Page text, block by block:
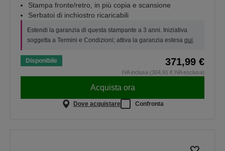
Stampa fronte/retro, in più copia e scansione
Serbatoi di inchiostro ricaricabili
Estendi la garanzia di questa stampante a 3 anni. Iniziativa
soggetta a Termini e Condizioni; attiva la garanzia estesa qui.
Disponibile 371,99 €
IVA inclusa (304,91 € IVA esclusa)
Acquista ora
Dove acquistare Confronta